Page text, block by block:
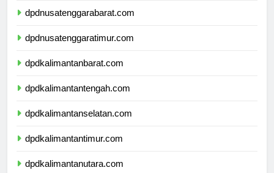
dpdnusatenggarabarat.com
dpdnusatenggaratimur.com
dpdkalimantanbarat.com
dpdkalimantantengah.com
dpdkalimantanselatan.com
dpdkalimantantimur.com
dpdkalimantanutara.com